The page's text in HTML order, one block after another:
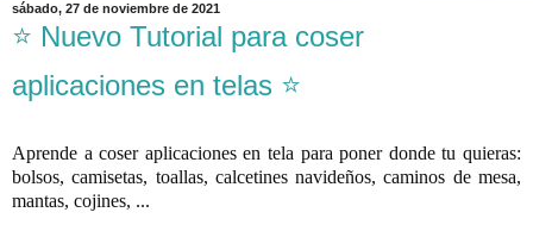
sábado, 27 de noviembre de 2021
⭐ Nuevo Tutorial para coser
aplicaciones en telas ⭐
Aprende a coser aplicaciones en tela para poner donde tu quieras:
bolsos, camisetas, toallas, calcetines navideños, caminos de mesa,
mantas, cojines, ...